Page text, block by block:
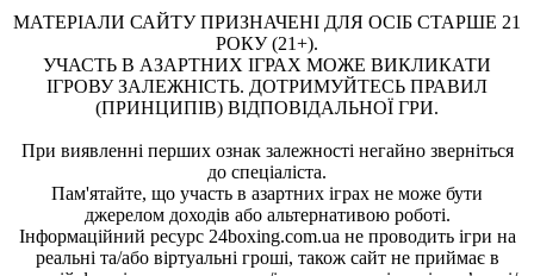
МАТЕРІАЛИ САЙТУ ПРИЗНАЧЕНІ ДЛЯ ОСІБ СТАРШЕ 21
РОКУ (21+).
УЧАСТЬ В АЗАРТНИХ ІГРАХ МОЖЕ ВИКЛИКАТИ
ІГРОВУ ЗАЛЕЖНІСТЬ. ДОТРИМУЙТЕСЬ ПРАВИЛ
(ПРИНЦИПІВ) ВІДПОВІДАЛЬНОЇ ГРИ.
При виявленні перших ознак залежності негайно зверніться
до спеціаліста.
Пам'ятайте, що участь в азартних іграх не може бути
джерелом доходів або альтернативою роботі.
Інформаційний ресурс 24boxing.com.ua не проводить ігри на
реальні та/або віртуальні гроші, також сайт не приймає в